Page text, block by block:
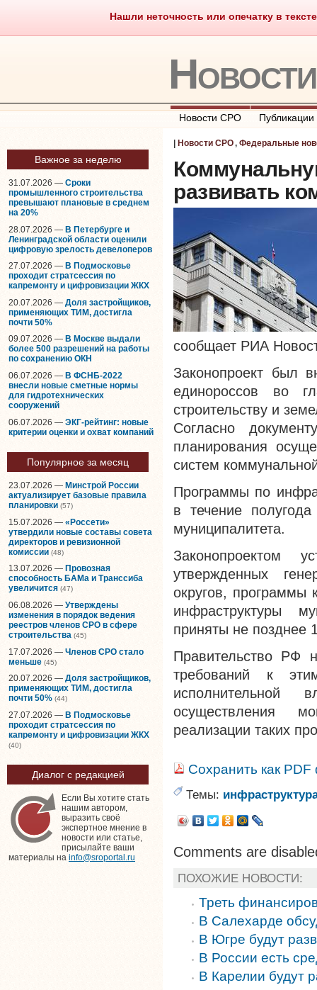
Нашли неточность или опечатку в
Саморегулирование Что
Новости СРО Публикации
Важное за неделю
31.07.2026 — Сроки
промышленного строительства
превышают плановые в среднем
на 20%
28.07.2026 — В Петербурге и
Ленинградской области оценили
цифровую зрелость девелоперов
27.07.2026 — В Подмосковье
проходит стратсессия по
капремонту и цифровизации ЖКХ
20.07.2026 — Доля застройщиков,
применяющих ТИМ, достигла
почти 50%
09.07.2026 — В Москве выдали
более 500 разрешений на работы
по сохранению ОКН
06.07.2026 — В ФСНБ-2022
внесли новые сметные нормы
для гидротехнических
сооружений
06.07.2026 — ЭКГ-рейтинг: новые
критерии оценки и охват компаний
Популярное за месяц
23.07.2026 — Минстрой России
актуализирует базовые правила
планировки (57)
15.07.2026 — «Россети»
утвердили новые составы совета
директоров и ревизионной
комиссии (48)
13.07.2026 — Провозная
способность БАМа и Транссиба
увеличится (47)
06.08.2026 — Утверждены
изменения в порядок ведения
реестров членов СРО в сфере
строительства (45)
17.07.2026 — Членов СРО стало
меньше (45)
20.07.2026 — Доля застройщиков,
применяющих ТИМ, достигла
почти 50% (44)
27.07.2026 — В Подмосковье
проходит стратсессия по
капремонту и цифровизации ЖКХ
(40)
Диалог с редакцией
Если Вы хотите стать
нашим автором,
выразить своё
экспертное мнение в
новости или статье,
присылайте ваши
материалы на info@sroportal.ru
Новости СРО, Федеральные
развивать
сообщает РИА
Законопроект был
единороссов во
строительству и
Согласно
планирования
систем
Программы по
в течение
муниципалитета.
Законопроектом
утвержденных
округов, программы
инфраструктуры
приняты не позднее
Правительство РФ
требований к
осуществления
реализации таких
Сохранить как
Темы:
Comments are
ПОХОЖИЕ НОВОСТИ:
Треть
В Салехарде
В Югре будут
В России есть
В Карелии будут